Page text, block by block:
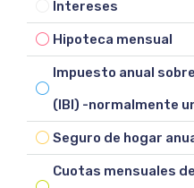
Intereses
Hipoteca mensual
Impuesto anual
(IBI) -normalmente
Seguro de hogar
Cuotas mensuales